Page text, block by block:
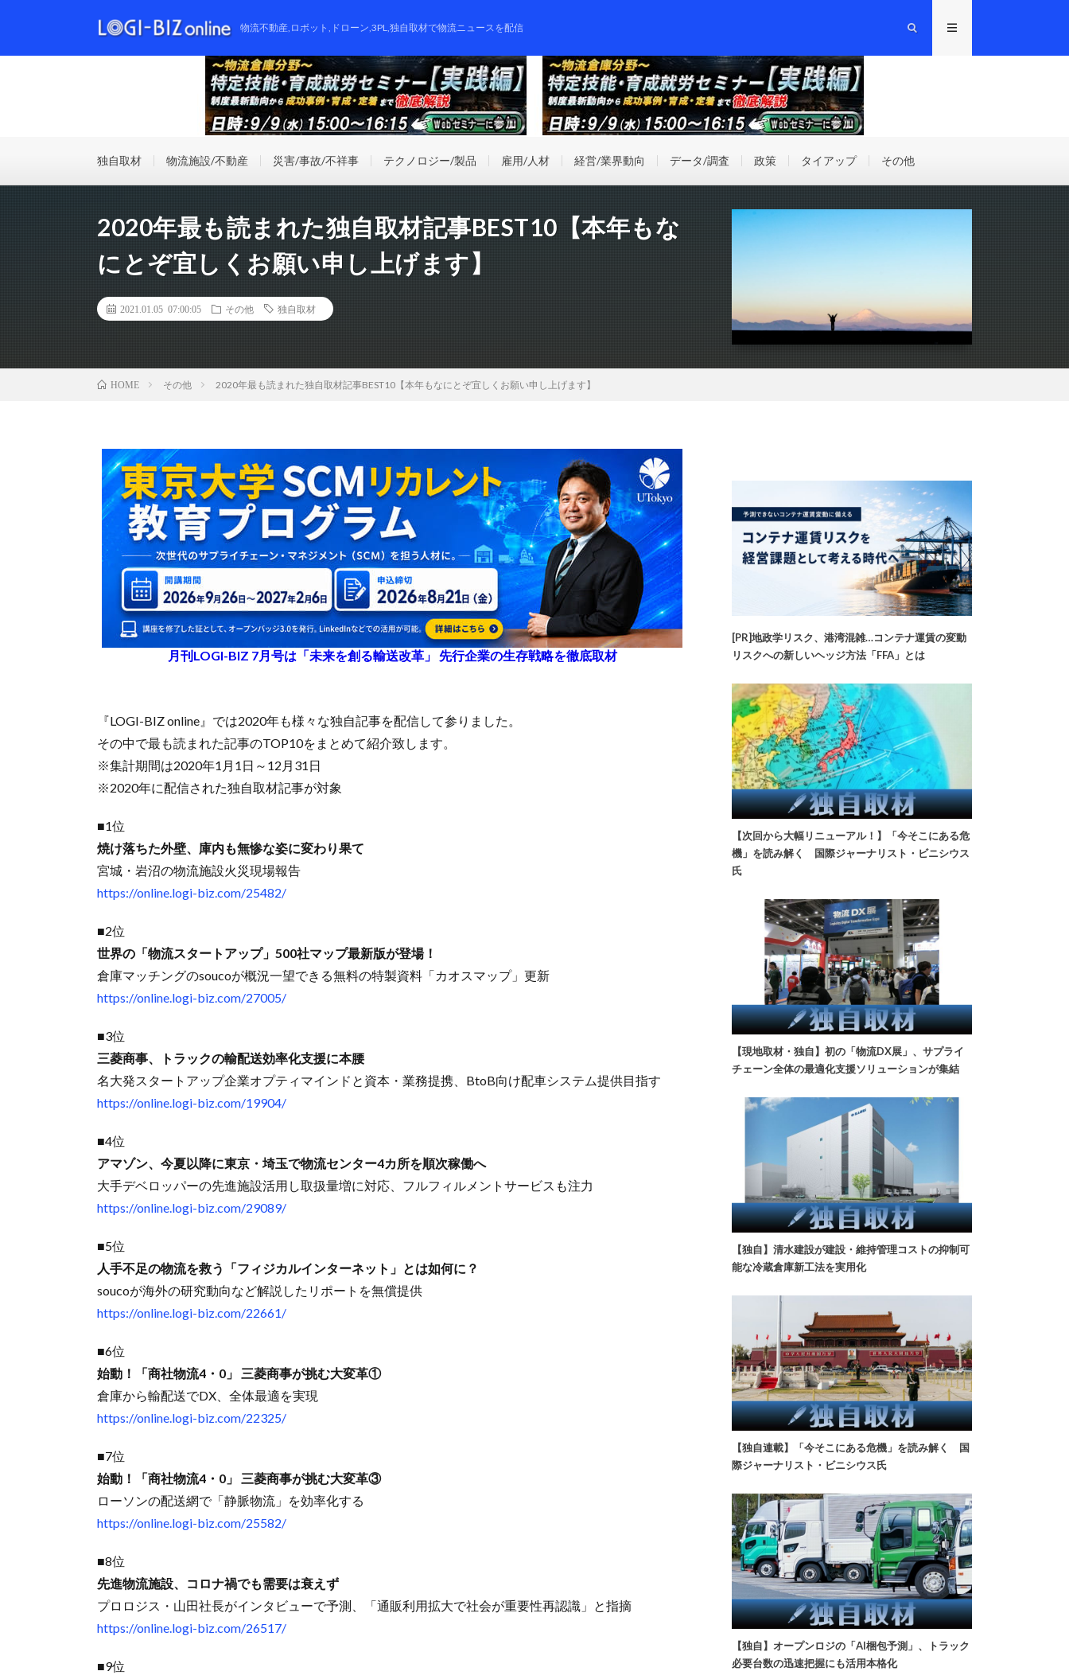
物流不動産,ロボット,ドローン,3PL,独自取材で物流ニュースを配信
独自取材 物流施設/不動産 災害/事故/不祥事 テクノロジー/製品 雇用/人材 経営/業界動向 データ/調査 政策 タイアップ その他
2020年最も読まれた独自取材記事BEST10【本年もな
にとぞ宜しくお願い申し上げます】
2021.01.05 07:00:05 その他 独自取材
HOME その他 2020年最も読まれた独自取材記事BEST10【本年もなにとぞ宜しくお願い申し上げます】
月刊LOGI-BIZ 7月号は「未来を創る輸送改革」 先行企業の生存戦略を徹底取材
『LOGI-BIZ online』では2020年も様々な独自記事を配信して参りました。
その中で最も読まれた記事のTOP10をまとめて紹介致します。
※集計期間は2020年1月1日～12月31日
※2020年に配信された独自取材記事が対象
■1位
焼け落ちた外壁、庫内も無惨な姿に変わり果て
宮城・岩沼の物流施設火災現場報告
https://online.logi-biz.com/25482/
■2位
世界の「物流スタートアップ」500社マップ最新版が登場！
倉庫マッチングのsoucoが概況一望できる無料の特製資料「カオスマップ」更新
https://online.logi-biz.com/27005/
■3位
三菱商事、トラックの輸配送効率化支援に本腰
名大発スタートアップ企業オプティマインドと資本・業務提携、BtoB向け配車システム提供目指す
https://online.logi-biz.com/19904/
■4位
アマゾン、今夏以降に東京・埼玉で物流センター4カ所を順次稼働へ
大手デベロッパーの先進施設活用し取扱量増に対応、フルフィルメントサービスも注力
https://online.logi-biz.com/29089/
■5位
人手不足の物流を救う「フィジカルインターネット」とは如何に？
soucoが海外の研究動向など解説したリポートを無償提供
https://online.logi-biz.com/22661/
■6位
始動！「商社物流4・0」 三菱商事が挑む大変革①
倉庫から輸配送でDX、全体最適を実現
https://online.logi-biz.com/22325/
■7位
始動！「商社物流4・0」 三菱商事が挑む大変革③
ローソンの配送網で「静脈物流」を効率化する
https://online.logi-biz.com/25582/
■8位
先進物流施設、コロナ禍でも需要は衰えず
プロロジス・山田社長がインタビューで予測、「通販利用拡大で社会が重要性再認識」と指摘
https://online.logi-biz.com/26517/
■9位
[PR]地政学リスク、港湾混雑…コンテナ運賃の変動
リスクへの新しいヘッジ方法「FFA」とは
【次回から大幅リニューアル！】「今そこにある危
機」を読み解く 国際ジャーナリスト・ビニシウス
氏
【現地取材・独自】初の「物流DX展」、サプライ
チェーン全体の最適化支援ソリューションが集結
【独自】清水建設が建設・維持管理コストの抑制可
能な冷蔵倉庫新工法を実用化
【独自連載】「今そこにある危機」を読み解く 国
際ジャーナリスト・ビニシウス氏
【独自】オープンロジの「AI梱包予測」、トラック
必要台数の迅速把握にも活用本格化